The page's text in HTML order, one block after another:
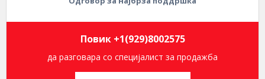
Повик +1(929)8002575
да разговара со специјалист за продажба